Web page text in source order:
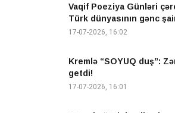
Vaqif Poeziya Günləri
Türk dünyasının gənc
17-07-2026, 16:02
Kremlə “SOYUQ duş”:
getdi!
17-07-2026, 16:01